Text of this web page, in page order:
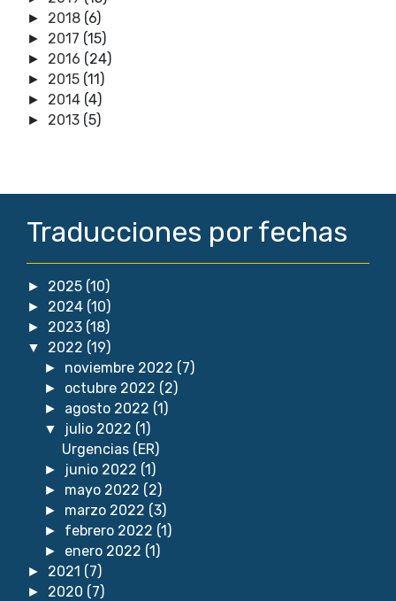
► 2018 (6)
► 2017 (15)
► 2016 (24)
► 2015 (11)
► 2014 (4)
► 2013 (5)
Traducciones por fechas
► 2025 (10)
► 2024 (10)
► 2023 (18)
▼ 2022 (19)
► noviembre 2022 (7)
► octubre 2022 (2)
► agosto 2022 (1)
▼ julio 2022 (1)
Urgencias (ER)
► junio 2022 (1)
► mayo 2022 (2)
► marzo 2022 (3)
► febrero 2022 (1)
► enero 2022 (1)
► 2021 (7)
► 2020 (7)